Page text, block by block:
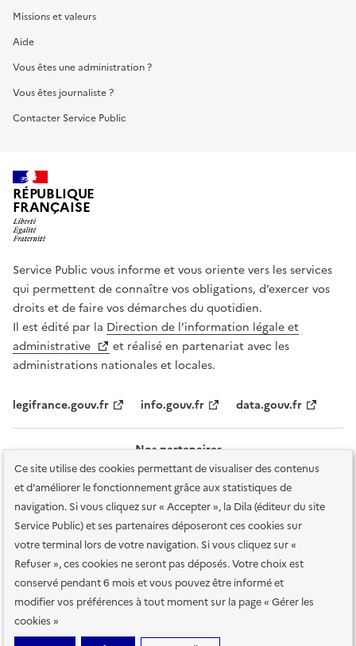
Ce site utilise des cookies permettant de visualiser des contenus
et d'améliorer le fonctionnement grâce aux statistiques de
navigation. Si vous cliquez sur « Accepter », la Dila (éditeur du site
Service Public) et ses partenaires déposeront ces cookies sur
votre terminal lors de votre navigation. Si vous cliquez sur «
Refuser », ces cookies ne seront pas déposés. Votre choix est
conservé pendant 6 mois et vous pouvez être informé et
modifier vos préférences à tout moment sur la page « Gérer les
cookies »
Missions et valeurs
Aide
Vous êtes une administration ?
Vous êtes journaliste ?
Contacter Service Public
RÉPUBLIQUE
FRANÇAISE
Service Public vous informe et vous oriente vers les services
qui permettent de connaître vos obligations, d’exercer vos
droits et de faire vos démarches du quotidien.
Il est édité par la Direction de l’information légale et
administrative
et réalisé en partenariat avec les
administrations nationales et locales.
legifrance.gouv.fr info.gouv.fr data.gouv.fr
Nos partenaires
Plan du site Accessibilité : totalement conforme
Accessibilité des
services en ligne Mentions légales Données personnelles et sécurité
Conditions générales d'utilisation Gestion des cookies
Sauf mention contraire, tous les contenus de ce site sont sous